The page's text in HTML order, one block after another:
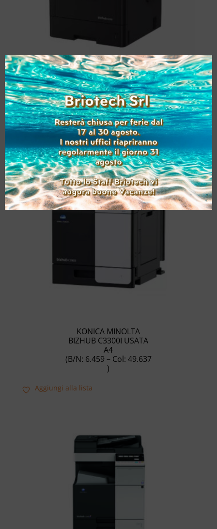
KONICA MINOLTA
BIZHUB 4020I USATO
A4
(Range: 0-9999 )
Aggiungi alla lista
KONICA MINOLTA
BIZHUB C3300I USATA
A4
(B/N: 6.459 – Col: 49.637
)
Aggiungi alla lista